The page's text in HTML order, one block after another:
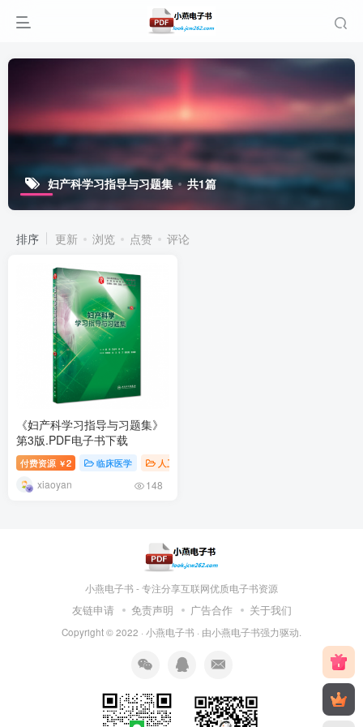
妇产科学习指导与习题集 共1篇
排序 更新 浏览 点赞 评论
《妇产科学习指导与习题集》
第3版.PDF电子书下载
付费资源 ￥2 临床医学 人卫练习册
xiaoyan 148
小燕电子书 - 专注分享互联网优质电子书资源
友链申请 免责声明 广告合作 关于我们
Copyright © 2022 · 小燕电子书 · 由小燕电子书强力驱动.